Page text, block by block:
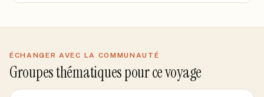
ÉCHANGER AVEC LA COMMUNAUTÉ
Groupes thématiques pour ce voyage